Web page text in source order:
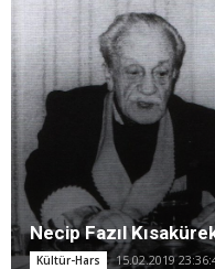
Necip Fazıl
Kültür-Hars 15.02.2019